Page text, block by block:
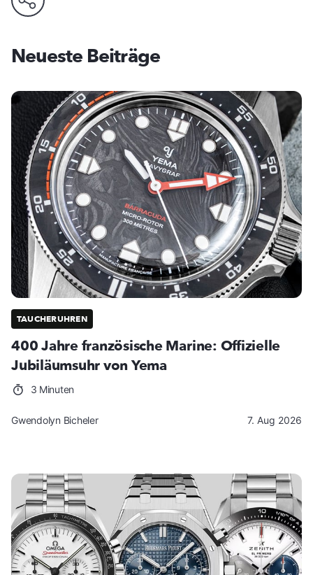
Neueste Beiträge
TAUCHERUHREN
400 Jahre französische Marine: Offizielle
Jubiläumsuhr von Yema
3 Minuten
Gwendolyn Bicheler 7. Aug 2026